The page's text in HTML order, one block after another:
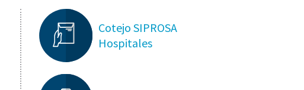
Cotejo SIPROSA
Hospitales